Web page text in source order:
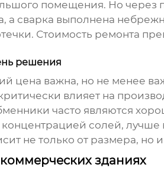
помещения. Но через
а сварка выполнена
Стоимость ремонта
решения
цена важна, но не менее
влияет на
часто являются
солей,
не только от размера, но
зданиях